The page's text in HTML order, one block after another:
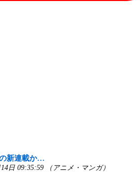
新連載か…
日 09:35:59 （アニメ・マンガ）